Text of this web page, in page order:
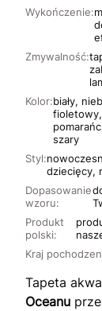
Wykończenie:
Zmywalność:
Dopasowanie
wzoru:
Produkt
polski:
Kraj
Styl:
dziecięcy,
Kolor:biały,
szary
Tapeta
Oceanu